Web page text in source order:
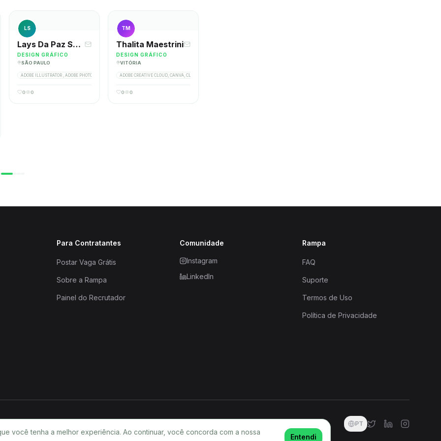
LS
Lays Da Paz Santos
DESIGN GRÁFICO
SÃO PAULO
ADOBE ILLUSTRATOR , ADOBE PHOTOSHOP, ADOBE INDESIGN
0 0
TM
Thalita Maestrini
DESIGN GRÁFICO
VITÓRIA
ADOBE CREATIVE CLOUD, CANVA, CLICKUP, COREL DRAW, FIGMA, MICROSOFT OFFICE, RUNRUN.IT, SHOPIFY, TINY, TRELLO, NOTION, LEAD LOVERS, ASANA,
0 0
Para Contratantes
Postar Vaga Grátis
Sobre a Rampa
Painel do Recrutador
Comunidade
Instagram
LinkedIn
Rampa
FAQ
Suporte
Termos de Uso
Política de Privacidade
PT
você tenha a melhor experiência. Ao continuar, você concorda com a nossa
Entendi